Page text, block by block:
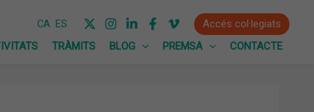
CA ES
Accés col·legiats
TRÀMITS BLOG PREMSA CONTACTE